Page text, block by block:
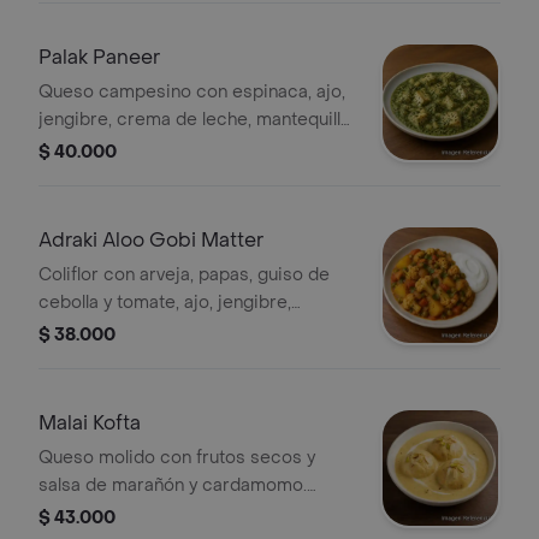
Palak Paneer
Queso campesino con espinaca, ajo,
jengibre, crema de leche, mantequilla
y garam masala. (Contiene lácteo)
$ 40.000
Adraki Aloo Gobi Matter
Coliflor con arveja, papas, guiso de
cebolla y tomate, ajo, jengibre,
cilantro y yogur. (Contiene lácteo)
$ 38.000
Malai Kofta
Queso molido con frutos secos y
salsa de marañón y cardamomo.
(Contiene lácteo y frutos secos)
$ 43.000